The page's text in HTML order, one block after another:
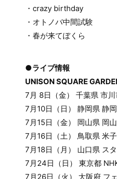
・crazy birthday
・オトノバ中間試験
・春が来てぼくら
●ライブ情報
UNISON SQUARE
7月 8日（金） 千葉県 市
7月10日（日） 静岡県 静
7月15日（金） 岡山県 岡
7月16日（土） 鳥取県 米
7月18日（月） 山口県 ス
7月24日（日） 東京都
7月26日（火） 大阪府 フ